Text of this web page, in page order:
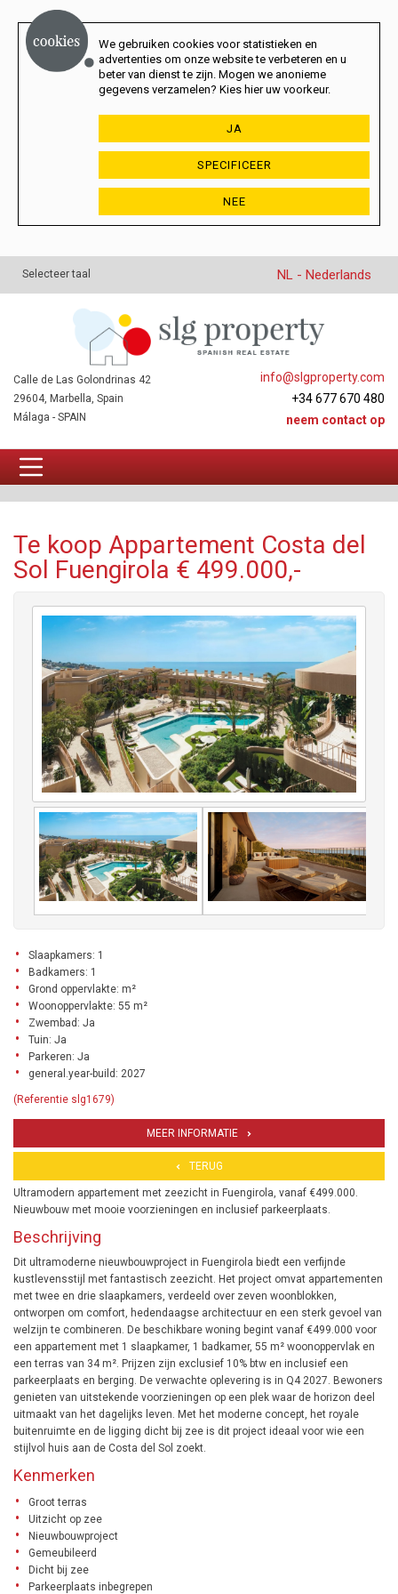
We gebruiken cookies voor statistieken en
advertenties om onze website te verbeteren en u
beter van dienst te zijn. Mogen we anonieme
gegevens verzamelen? Kies hier uw voorkeur.
JA
SPECIFICEER
NEE
Selecteer taal NL - Nederlands
info@slgproperty.com
+34 677 670 480
neem contact op
Calle de Las Golondrinas 42
29604, Marbella, Spain
Málaga - SPAIN
Te koop Appartement Costa del
Sol Fuengirola € 499.000,-
Slaapkamers: 1
Badkamers: 1
Grond oppervlakte: m²
Woonoppervlakte: 55 m²
Zwembad: Ja
Tuin: Ja
Parkeren: Ja
general.year-build: 2027
(Referentie slg1679)
MEER INFORMATIE
TERUG
Ultramodern appartement met zeezicht in Fuengirola, vanaf €499.000.
Nieuwbouw met mooie voorzieningen en inclusief parkeerplaats.
Beschrijving
Dit ultramoderne nieuwbouwproject in Fuengirola biedt een verfijnde
kustlevensstijl met fantastisch zeezicht. Het project omvat appartementen
met twee en drie slaapkamers, verdeeld over zeven woonblokken,
ontworpen om comfort, hedendaagse architectuur en een sterk gevoel van
welzijn te combineren. De beschikbare woning begint vanaf €499.000 voor
een appartement met 1 slaapkamer, 1 badkamer, 55 m² woonoppervlak en
een terras van 34 m². Prijzen zijn exclusief 10% btw en inclusief een
parkeerplaats en berging. De verwachte oplevering is in Q4 2027. Bewoners
genieten van uitstekende voorzieningen op een plek waar de horizon deel
uitmaakt van het dagelijks leven. Met het moderne concept, het royale
buitenruimte en de ligging dicht bij zee is dit project ideaal voor wie een
stijlvol huis aan de Costa del Sol zoekt.
Kenmerken
Groot terras
Uitzicht op zee
Nieuwbouwproject
Gemeubileerd
Dicht bij zee
Parkeerplaats inbegrepen